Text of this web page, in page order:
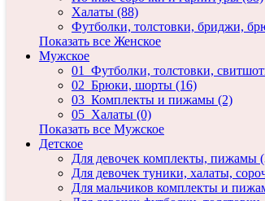
Халаты (88)
Футболки, толстовки, бриджи,
Показать все Женское
Мужское
01_Футболки, толстовки,
02_Брюки, шорты (16)
03_Комплекты и пижамы (2)
05_Халаты (0)
Показать все Мужское
Детское
Для девочек комплекты, пижамы
Для девочек туники, халаты,
Для мальчиков комплекты и